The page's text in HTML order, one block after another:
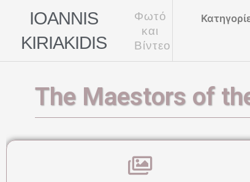
περιεχόμενο
IOANNIS
KIRIAKIDIS
Φωτό
και
Βίντεο
The Maestors of